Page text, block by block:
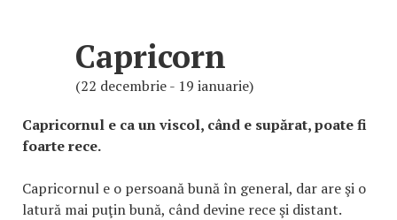
Capricorn
(22 decembrie - 19 ianuarie)
Capricornul e ca un viscol, când e supărat, poate fi
foarte rece.
Capricornul e o persoană bună în general, dar are şi o
latură mai puţin bună, când devine rece şi distant.